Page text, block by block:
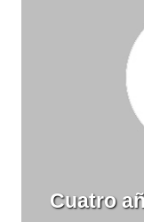
Cuatro